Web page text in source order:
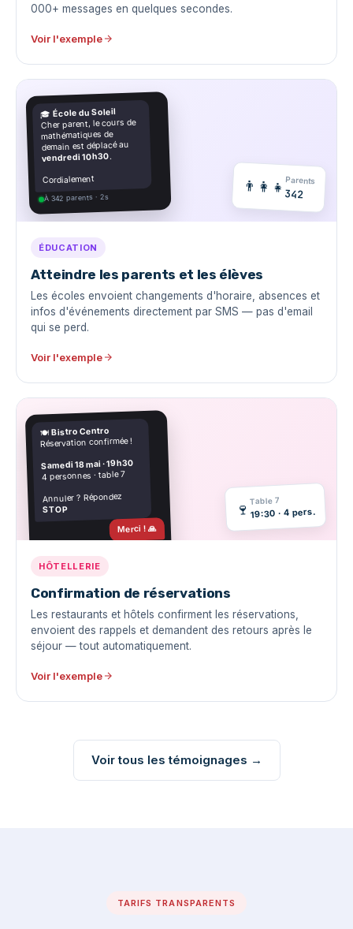
000+ messages en quelques secondes.
Voir l'exemple
🎓École du Soleil
Cher parent, le cours de
mathématiques de
demain est déplacé au
vendredi 10h30.
Cordialement
À 342 parents · 2s
👨‍👩‍👧Parents
342
ÉDUCATION
Atteindre les parents et les élèves
Les écoles envoient changements d'horaire, absences et
infos d'événements directement par SMS — pas d'email
qui se perd.
Voir l'exemple
🍽️ Bistro Centro
Réservation confirmée !
Samedi 18 mai · 19h30
4 personnes · table 7
Annuler ? Répondez
STOP
Merci ! 🙏
🍷 Table 7
19:30 · 4 pers.
HÔTELLERIE
Confirmation de réservations
Les restaurants et hôtels confirment les réservations,
envoient des rappels et demandent des retours après le
séjour — tout automatiquement.
Voir l'exemple
Voir tous les témoignages →
TARIFS TRANSPARENTS